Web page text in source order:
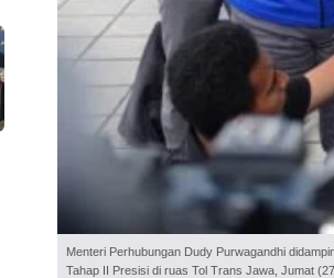
Menteri Perhubungan Dudy Purwagandhi
Tahap II Presisi di ruas Tol Trans Jawa, Jumat